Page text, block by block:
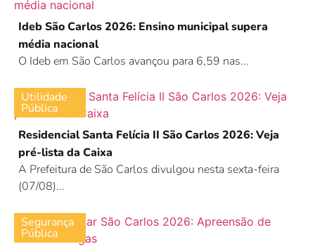
Ideb São Carlos 2026: Ensino municipal supera
média nacional
O Ideb em São Carlos avançou para 6,59 nas...
Utilidade
Pública
Residencial Santa Felícia II São Carlos 2026: Veja
pré-lista da Caixa
A Prefeitura de São Carlos divulgou nesta sexta-feira
(07/08)...
Segurança
Pública